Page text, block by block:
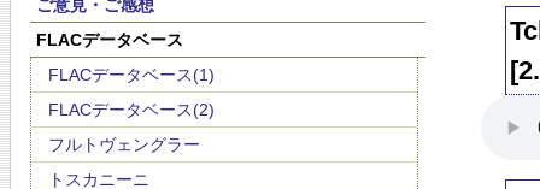
ご意見・ご感想
FLACデータベース
FLACデータベース(1)
FLACデータベース(2)
フルトヴェングラー
トスカニーニ